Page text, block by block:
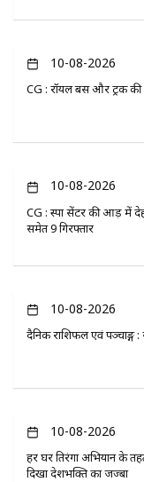
10-08-2026
CG : रॉयल बस और ट्रक
10-08-2026
CG : स्पा सेंटर की आड़ में
समेत 9 गिरफ्तार
10-08-2026
दैनिक राशिफल एवं पञ्चाङ्ग
10-08-2026
हर घर तिरंगा अभियान के
दिखा देशभक्ति का जज्बा